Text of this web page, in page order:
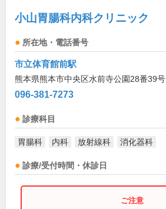
小山胃腸科内科クリニック
所在地・電話番号
市立体育館前駅
熊本県熊本市中央区水前寺公園28番39号
096-381-7273
診療科目
胃腸科 内科 放射線科 消化器科
診療/受付時間・休診日